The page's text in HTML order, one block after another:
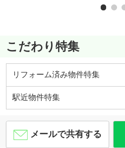
こだわり特集
リフォーム済み物件特集
駅近物件特集
メールで共有する